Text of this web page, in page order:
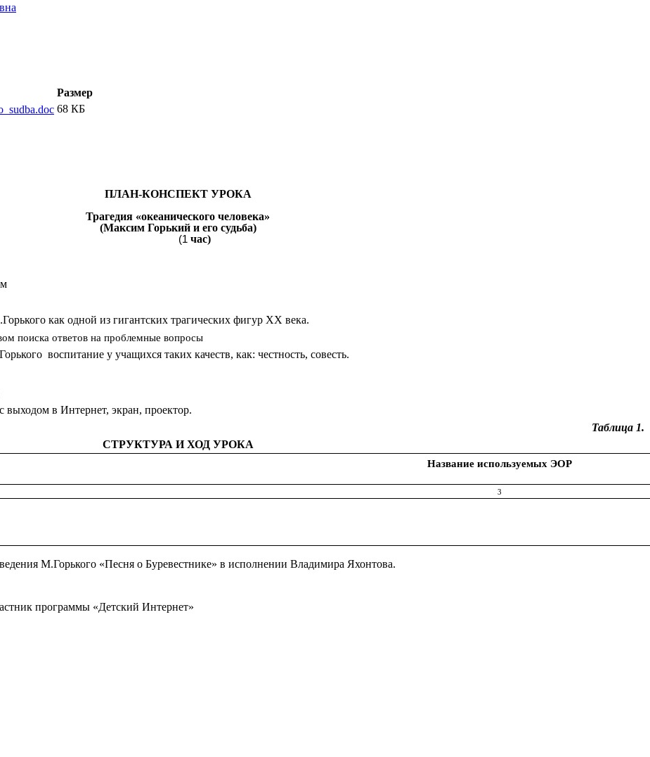
Размер
68 КБ
ПЛАН-КОНСПЕКТ УРОКА
Трагедия «океанического человека»
(Максим Горький и его судьба)
час)
как одной из гигантских трагических фигур ХХ века.
поиска ответов на проблемные вопросы
воспитание у учащихся таких качеств, как: честность, совесть.
выходом в Интернет, экран, проектор.
Таблица 1.
СТРУКТУРА И ХОД УРОКА
Название используемых ЭОР
3
М.Горького «Песня о Буревестнике» в исполнении Владимира Яхонтова.
программы «Детский Интернет»